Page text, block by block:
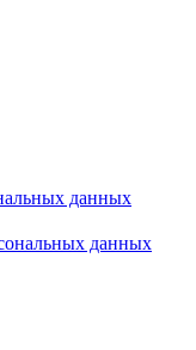
данных
данных